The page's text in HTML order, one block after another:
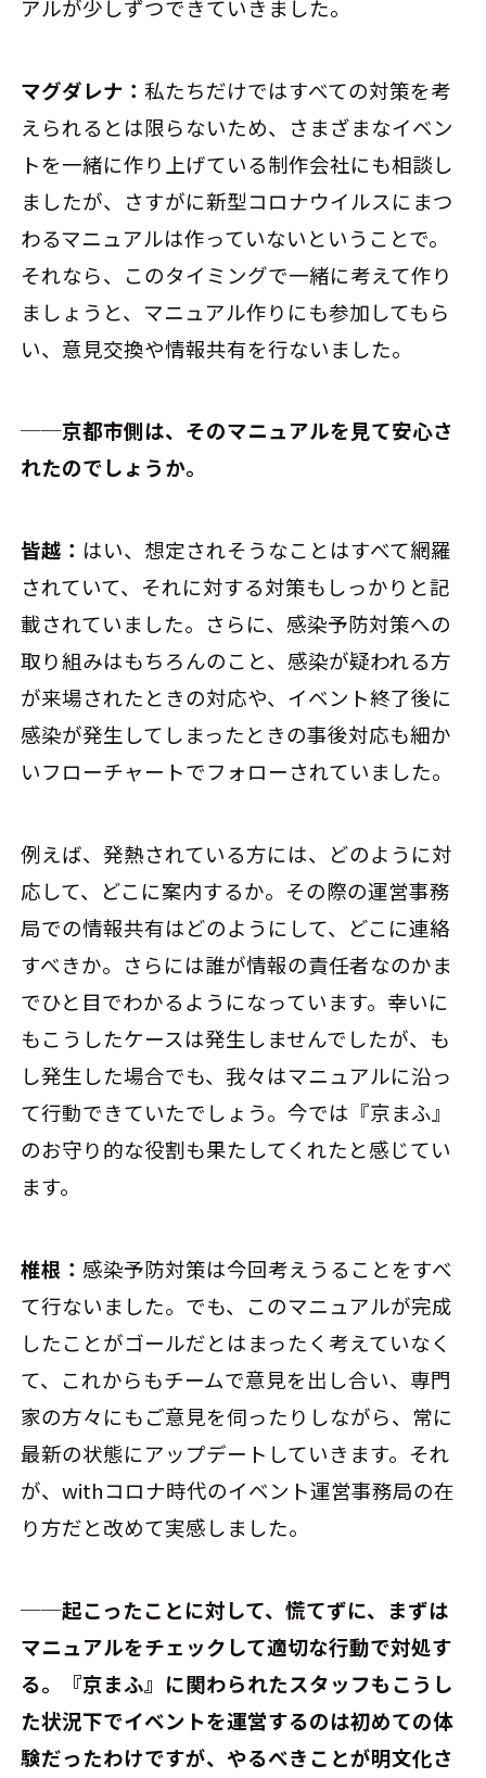
アルが少しずつできていきました。
マグダレナ： 私たちだけではすべての対策を考
えられるとは限らないため、さまざまなイベン
トを一緒に作り上げている制作会社にも相談し
ましたが、さすがに新型コロナウイルスにまつ
わるマニュアルは作っていないということで。
それなら、このタイミングで一緒に考えて作り
ましょうと、マニュアル作りにも参加してもら
い、意見交換や情報共有を行ないました。
──京都市側は、そのマニュアルを見て安心さ
れたのでしょうか。
皆越： はい、想定されそうなことはすべて網羅
されていて、それに対する対策もしっかりと記
載されていました。さらに、感染予防対策への
取り組みはもちろんのこと、感染が疑われる方
が来場されたときの対応や、イベント終了後に
感染が発生してしまったときの事後対応も細か
いフローチャートでフォローされていました。
例えば、発熱されている方には、どのように対
応して、どこに案内するか。その際の運営事務
局での情報共有はどのようにして、どこに連絡
すべきか。さらには誰が情報の責任者なのかま
でひと目でわかるようになっています。幸いに
もこうしたケースは発生しませんでしたが、も
し発生した場合でも、我々はマニュアルに沿っ
て行動できていたでしょう。今では『京まふ』
のお守り的な役割も果たしてくれたと感じてい
ます。
椎根：感染予防対策は今回考えうることをすべ
て行ないました。でも、このマニュアルが完成
したことがゴールだとはまったく考えていなく
て、これからもチームで意見を出し合い、専門
家の方々にもご意見を伺ったりしながら、常に
最新の状態にアップデートしていきます。それ
が、withコロナ時代のイベント運営事務局の在
り方だと改めて実感しました。
──起こったことに対して、慌てずに、まずは
マニュアルをチェックして適切な行動で対処す
る。『京まふ』に関わられたスタッフもこうし
た状況下でイベントを運営するのは初めての体
験だったわけですが、やるべきことが明文化さ